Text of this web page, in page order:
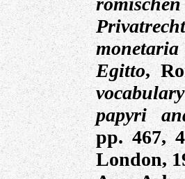
Privatrecht
Egitto,
papyri
pp. 467,
London,